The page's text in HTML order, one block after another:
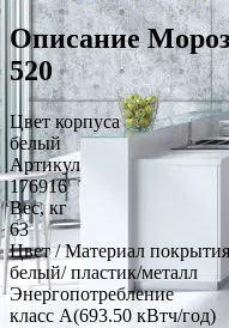
Описание
520
Цвет корпуса
белый
Артикул
176916
Вес, кг
63
Цвет / Материал покрытия
белый/ пластик/металл
Энергопотребление
класс A(693.50 кВтч/год)